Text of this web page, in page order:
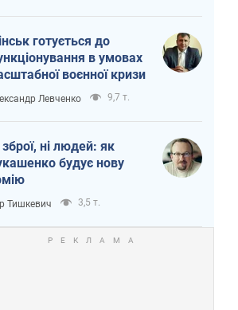
готується до
в умовах
воєнної кризи
Левченко 9,7 т.
зброї, ні людей: як
будує нову
Тишкевич 3,5 т.